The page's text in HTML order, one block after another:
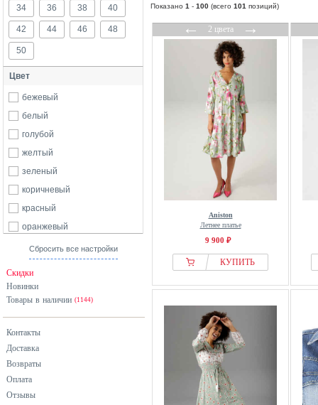
34 36 38 40
42 44 46 48
50
Цвет
бежевый
белый
голубой
желтый
зеленый
коричневый
красный
оранжевый
разноцветный
синий
фиолетовый
черный
Сбросить все настройки
Скидки
Новинки
Товары в наличии (1144)
Контакты
Доставка
Возвраты
Оплата
Отзывы
Показано 1 - 100 (всего 101 позиций)
←2 цвета→
Aniston
Летнее платье
9 900 ₽
КУПИТЬ